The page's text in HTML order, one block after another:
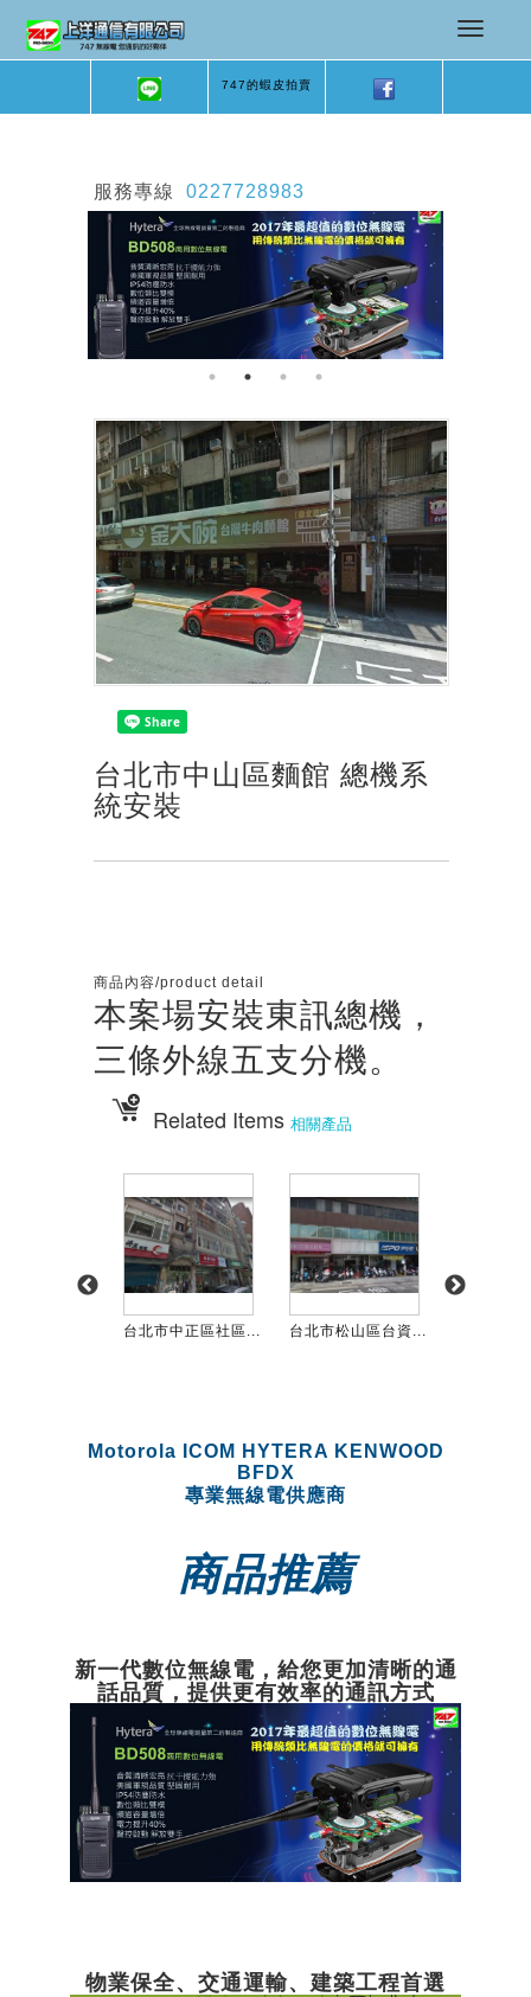
747的蝦皮拍賣
服務專線 0227728983
台北市中山區麵館 總機系
統安裝
商品內容/product detail
本案場安裝東訊總機，
三條外線五支分機。
Related Items 相關產品
台北市中正區社區... 台北市松山區台資...
Motorola ICOM HYTERA KENWOOD
BFDX
專業無線電供應商
商品推薦
新一代數位無線電，給您更加清晰的通
話品質，提供更有效率的通訊方式
物業保全、交通運輸、建築工程首選